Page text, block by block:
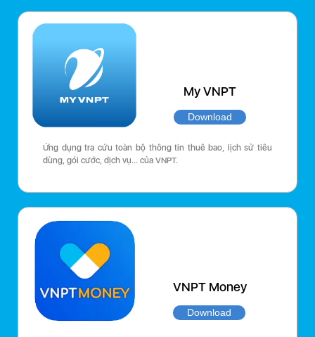
My VNPT
Download
Ứng dụng tra cứu toàn bộ thông tin thuê bao, lịch sử tiêu
dùng, gói cước, dịch vụ… của VNPT.
VNPT Money
Download